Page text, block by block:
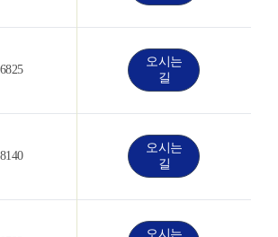
오시는
길
오시는
길
오시는